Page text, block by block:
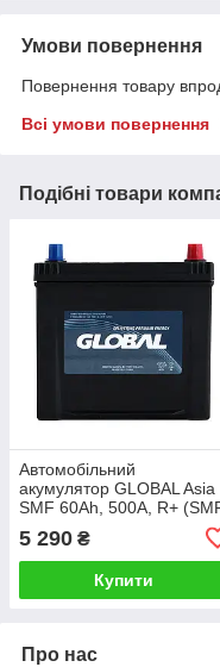
Умови повернення
Повернення товару
Всі умови повернення
Подібні товари
Автомобільний
акумулятор GLOBAL Asia
SMF 60Ah, 500A, R+
5 290 ₴
Купити
Про нас